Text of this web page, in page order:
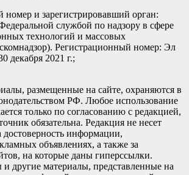
номер и зарегистрировавший орган:
службой по надзору в сфере
технологий и массовых
Регистрационный номер: Эл
декабря 2021 г.;
размещенные на сайте, охраняются в
РФ. Любое использование
только по согласованию с редакцией,
обязательна. Редакция не несет
достоверность информации,
объявлениях, а также за
на которые даны гиперссылки.
другие материалы, представленные на